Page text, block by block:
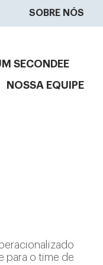
SOBRE NÓS
SECONDEE
NOSSA EQUIPE
para o time de